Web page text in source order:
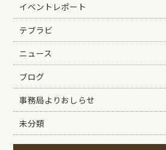
イベントレポート
テブラビ
ニュース
ブログ
事務局よりおしらせ
未分類